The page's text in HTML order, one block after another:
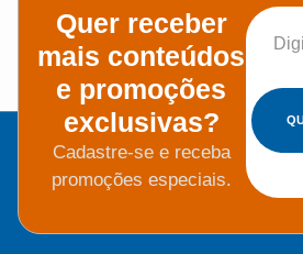
Quer receber
mais conteúdos
e promoções
exclusivas?
Cadastre-se e receba
promoções especiais.